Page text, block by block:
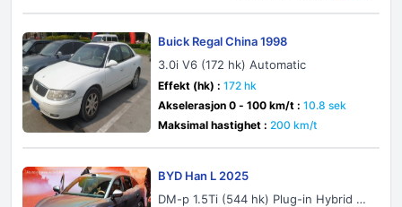
Buick Regal China 1998
3.0i V6 (172 hk) Automatic
Effekt (hk) : 172 hk
Akselerasjon 0 - 100 km/t : 10.8 sek
Maksimal hastighet : 200 km/t
BYD Han L 2025
DM-p 1.5Ti (544 hk) Plug-in Hybrid 4